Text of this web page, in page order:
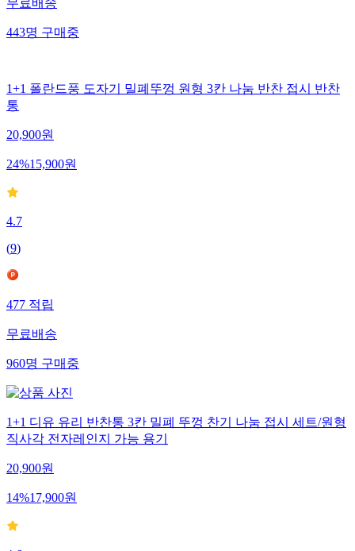
무료배송
443명구매중
1+1 폴란드풍 도자기 밀폐뚜껑 원형 3칸 나눔 반찬 접시 반찬
통
20,900원
24%15,900원
4.7
(9)
477적립
무료배송
960명구매중
1+1 디유 유리 반찬통 3칸 밀폐 뚜껑 찬기 나눔 접시 세트/원형
직사각 전자레인지 가능 용기
20,900원
14%17,900원